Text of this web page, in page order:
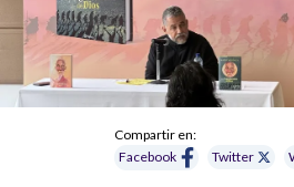
Compartir en:
Facebook
Twitter